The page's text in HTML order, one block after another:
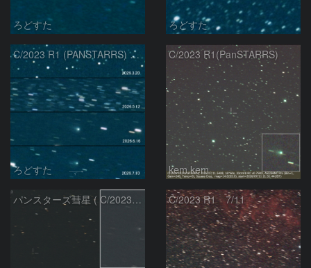
ろどすた ろどすた
C/2023 R1 (PANSTARRS) の変化
ろどすた
C/2023 R1(PanSTARRS)
kem.kem
パンスターズ彗星 ( C/2023R1 ) ：2026/07/08 C/2023 R1 7/11